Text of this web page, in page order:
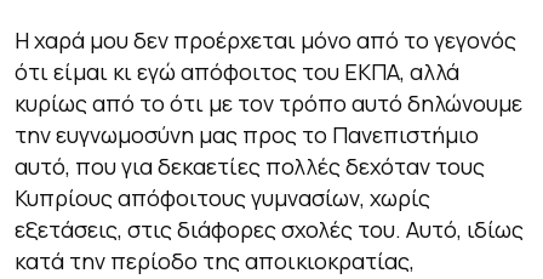
Η χαρά μου δεν προέρχεται μόνο από το γεγονός
ότι είμαι κι εγώ απόφοιτος του ΕΚΠΑ, αλλά
κυρίως από το ότι με τον τρόπο αυτό δηλώνουμε
την ευγνωμοσύνη μας προς το Πανεπιστήμιο
αυτό, που για δεκαετίες πολλές δεχόταν τους
Κυπρίους απόφοιτους γυμνασίων, χωρίς
εξετάσεις, στις διάφορες σχολές του. Αυτό, ιδίως
κατά την περίοδο της αποικιοκρατίας,